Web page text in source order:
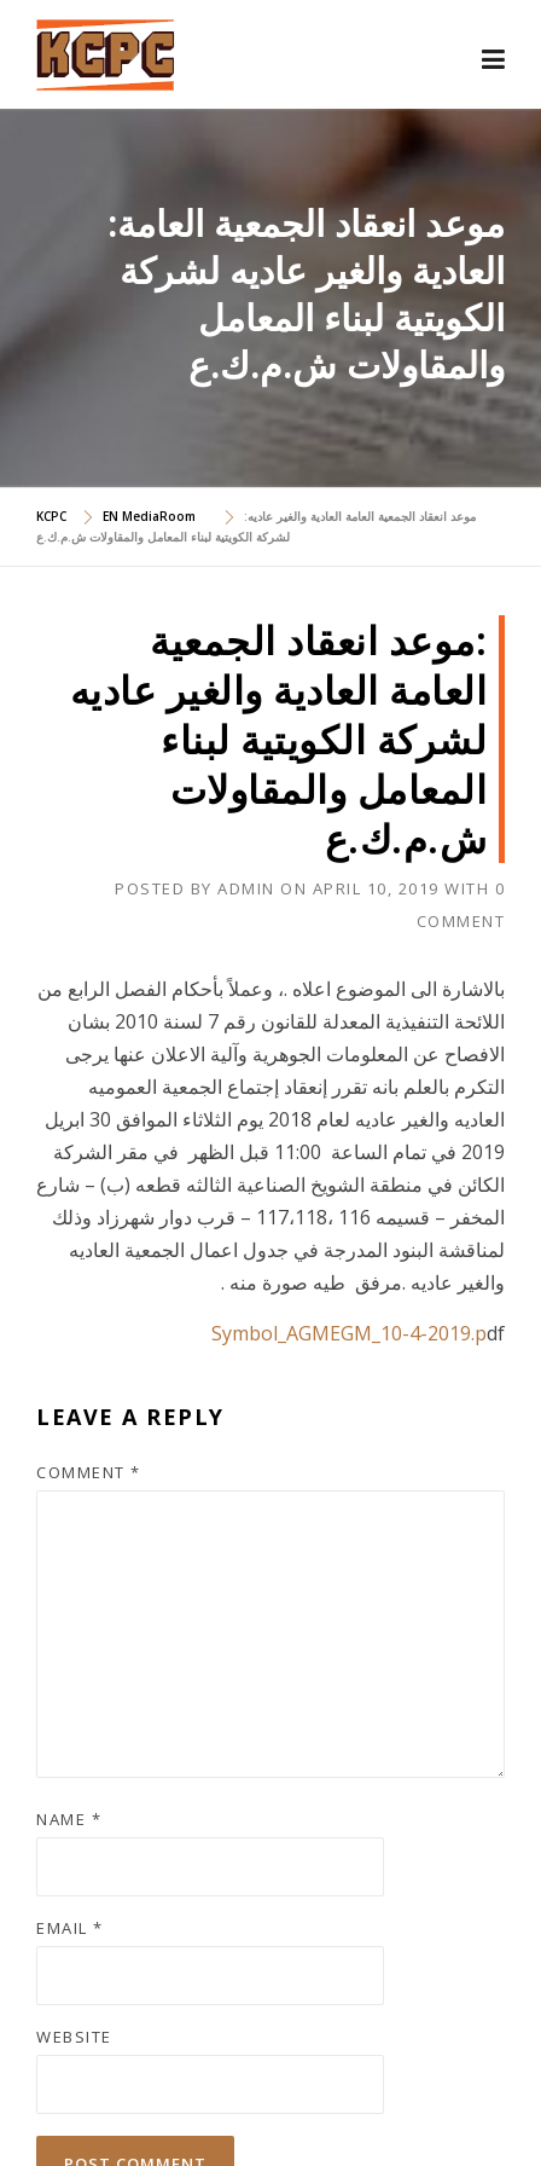
Skip
content
:موعد انعقاد الجمعية العامة
العادية والغير عاديه لشركة
الكويتية لبناء المعامل
والمقاولات ش.م.ك.ع
KCPC EN MediaRoom
:موعد انعقاد الجمعية العامة العادية والغير عاديه
لشركة الكويتية لبناء المعامل والمقاولات ش.م.ك.ع
:موعد انعقاد الجمعية
العامة العادية والغير عاديه
لشركة الكويتية لبناء
المعامل والمقاولات
ش.م.ك.ع
POSTED BY ADMIN ON APRIL 10, 2019 WITH 0
COMMENT
بالاشارة الى الموضوع اعلاه .، وعملاً بأحكام الفصل الرابع من
اللائحة التنفيذية المعدلة للقانون رقم 7 لسنة 2010 بشان
الافصاح عن المعلومات الجوهرية وآلية الاعلان عنها يرجى
التكرم بالعلم بانه تقرر إنعقاد إجتماع الجمعية العموميه
العاديه والغير عاديه لعام 2018 يوم الثلاثاء الموافق 30 ابريل
2019 في تمام الساعة 11:00 قبل الظهر في مقر الشركة
الكائن في منطقة الشويخ الصناعية الثالثه قطعه (ب) – شارع
المخفر – قسيمه 116 ،117،118 – قرب دوار شهرزاد وذلك
لمناقشة البنود المدرجة في جدول اعمال الجمعية العاديه
والغير عاديه .مرفق طيه صورة منه .
Symbol_AGMEGM_10-4-2019.pdf
LEAVE A REPLY
COMMENT *
NAME *
EMAIL *
WEBSITE